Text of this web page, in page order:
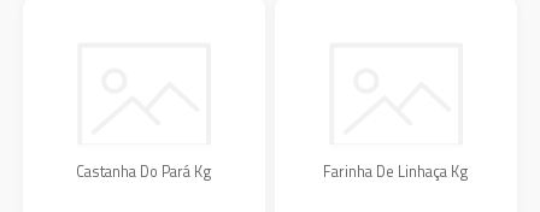
Castanha Do Pará Kg Farinha De Linhaça Kg